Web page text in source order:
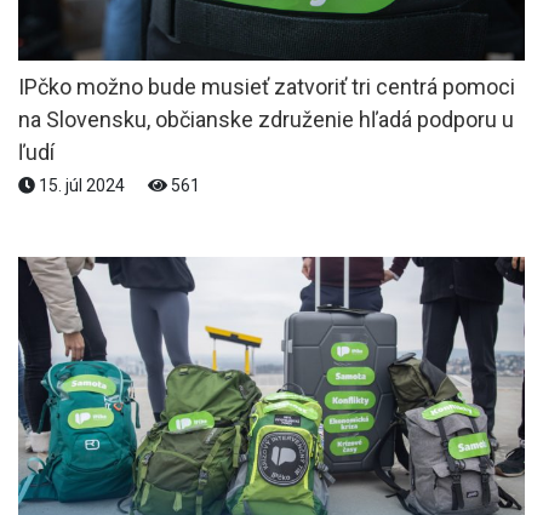
IPčko možno bude musieť zatvoriť tri centrá pomoci
na Slovensku, občianske združenie hľadá podporu u
ľudí
15. júl 2024 561